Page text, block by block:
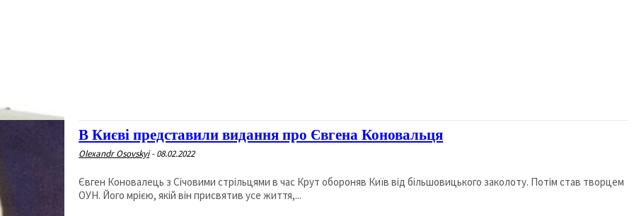
В Києві представили видання про Євгена Коновальця
Olexandr Osovskyi - 08.02.2022
Євген Коновалець з Січовими стрільцями в час Крут обороняв Київ від більшовицького заколоту. Потім став творцем
ОУН. Його мрією, якій він присвятив усе життя,...